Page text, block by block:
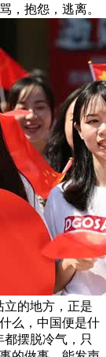
，抱怨，逃离。
立的地方，正是
么，中国便是什
摆脱冷气，只